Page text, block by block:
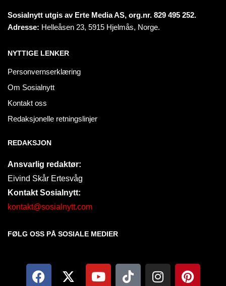
Sosialnytt utgis av Erte Media AS, org.nr. 829 495 252.
Adresse: Helleåsen 23, 5915 Hjelmås, Norge.
NYTTIGE LENKER
Personvernserklæring
Om Sosialnytt
Kontakt oss
Redaksjonelle retningslinjer
REDAKSJON
Ansvarlig redaktør:
Eivind Skår Ertesvåg
Kontakt Sosialnytt:
kontakt@sosialnytt.com
FØLG OSS PÅ SOSIALE MEDIER​